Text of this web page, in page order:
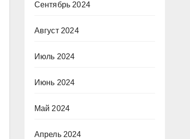
Сентябрь 2024
Август 2024
Июль 2024
Июнь 2024
Май 2024
Апрель 2024